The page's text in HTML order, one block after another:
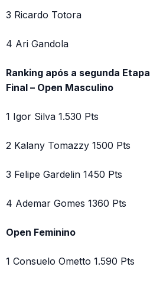
3 Ricardo Totora
4 Ari Gandola
Ranking após a segunda Etapa
Final – Open Masculino
1 Igor Silva 1.530 Pts
2 Kalany Tomazzy 1500 Pts
3 Felipe Gardelin 1450 Pts
4 Ademar Gomes 1360 Pts
Open Feminino
1 Consuelo Ometto 1.590 Pts